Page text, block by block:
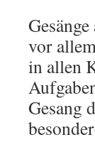
vor
in allen
Gesang